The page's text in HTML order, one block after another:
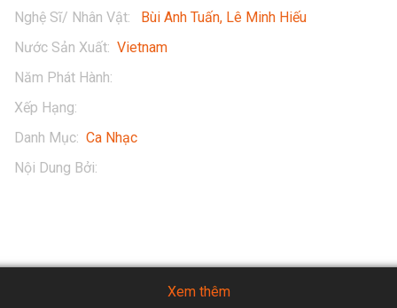
Nghệ Sĩ/ Nhân Vật: Bùi Anh Tuấn Lê Minh Hiếu
Nước Sản Xuất: Vietnam
Năm Phát Hành:
Xếp Hạng:
Danh Mục: Ca Nhạc
Nội Dung Bởi:
Xem thêm